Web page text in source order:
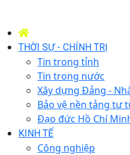
THỜI SỰ - CHÍNH TRỊ
Tin trong tỉnh
Tin trong nước
Xây dựng Đảng -
Bảo vệ nền tảng tư
Đạo đức Hồ Chí
KINH TẾ
Công nghiệp